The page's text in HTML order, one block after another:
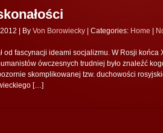
| By Von Borowiecky Categories: Home
od fascynacji ideami socjalizmu. W Rosji końca
ówczesnych trudniej było znaleźć
skomplikowanej tzw. duchowości
[…]